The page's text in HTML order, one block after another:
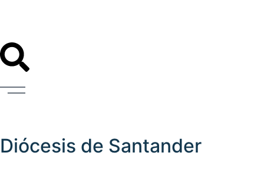
Diócesis de Santander